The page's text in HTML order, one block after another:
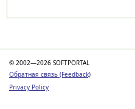
© 2002—2026 SOFTPORTAL
Обратная связь (Feedback)
Privacy Policy